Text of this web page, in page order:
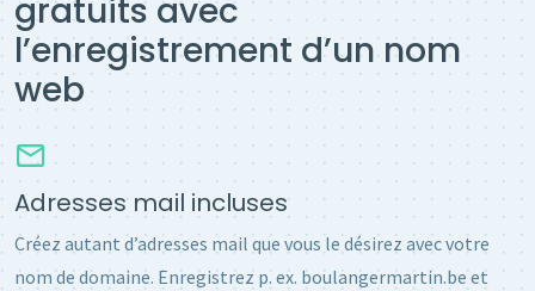
gratuits avec
l’enregistrement d’un nom
web
Adresses mail incluses
Créez autant d’adresses mail que vous le désirez avec votre
nom de domaine. Enregistrez p. ex. boulangermartin.be et